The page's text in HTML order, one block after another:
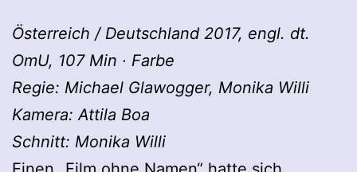
Österreich / Deutschland 2017, engl. dt.
OmU, 107 Min · Farbe
Regie: Michael Glawogger, Monika Willi
Kamera: Attila Boa
Schnitt: Monika Willi